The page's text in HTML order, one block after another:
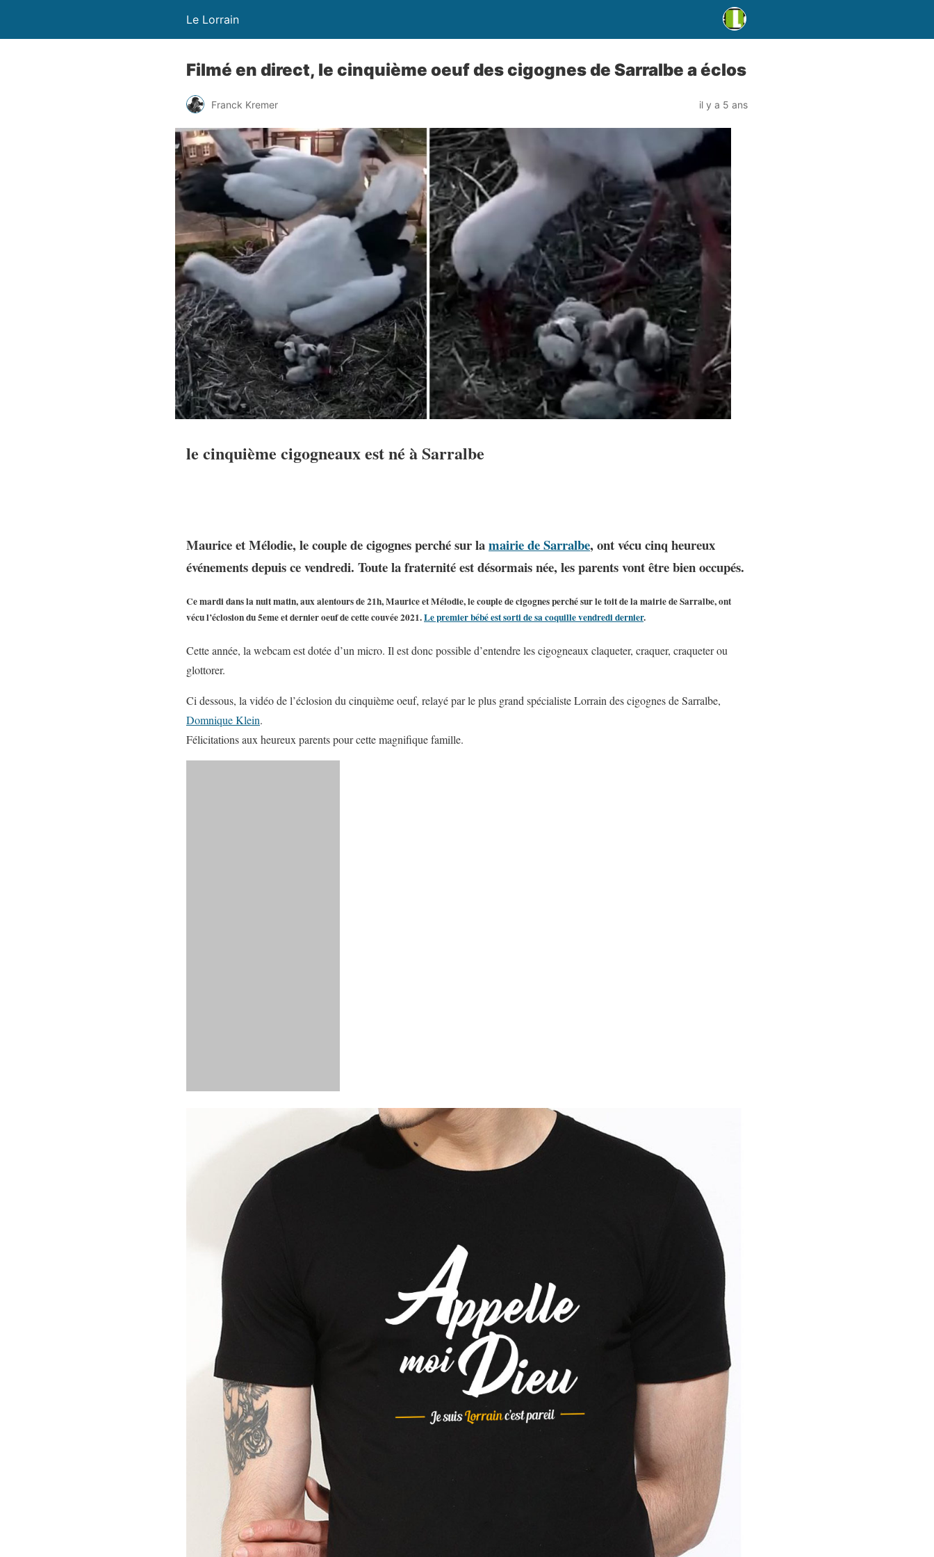
Le Lorrain
Filmé en direct, le cinquième oeuf des cigognes de Sarralbe a éclos
Franck Kremer il y a 5 ans
le cinquième cigogneaux est né à Sarralbe
Maurice et Mélodie, le couple de cigognes perché sur lamairie de Sarralbe, ont vécu cinq heureux
événements depuis ce vendredi. Toute la fraternité est désormais née, les parents vont être bien occupés.
Ce mardi dans la nuit matin, aux alentours de 21h, Maurice et Mélodie, le couple de cigognes perché sur le toit de la mairie de Sarralbe, ont
vécu l’éclosion du 5eme et dernier oeuf de cette couvée 2021.Le premier bébé est sorti de sa coquille vendredi dernier.
Cette année, la webcam est dotée d’un micro. Il est donc possible d’entendre les cigogneaux claqueter, craquer, craqueter ou
glottorer.
Ci dessous, la vidéo de l’éclosion du cinquième oeuf, relayé par le plus grand spécialiste Lorrain des cigognes de Sarralbe,
Domnique Klein.
Félicitations aux heureux parents pour cette magnifique famille.